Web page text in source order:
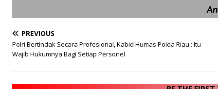
PREVIOUS
Polri Bertindak Secara Profesional, Kabid Humas Polda Riau : Itu
Wajib Hukumnya Bagi Setiap Personel